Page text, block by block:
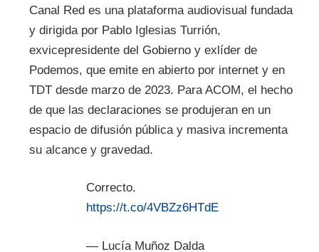
Canal Red es una plataforma audiovisual fundada
y dirigida por Pablo Iglesias Turrión,
exvicepresidente del Gobierno y exlíder de
Podemos, que emite en abierto por internet y en
TDT desde marzo de 2023. Para ACOM, el hecho
de que las declaraciones se produjeran en un
espacio de difusión pública y masiva incrementa
su alcance y gravedad.
Correcto.
https://t.co/4VBZz6HTdE
— Lucía Muñoz Dalda